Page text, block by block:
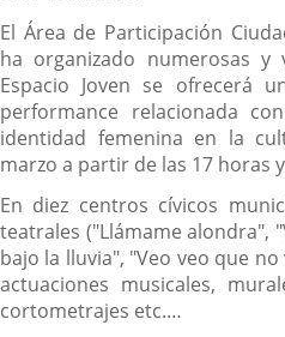
El Área de Participación
ha organizado numerosas y
Espacio Joven se ofrecerá
performance relacionada
identidad femenina en la
marzo a partir de las 17 horas
En diez centros cívicos
teatrales ("Llámame alondra",
bajo la lluvia", "Veo veo que
actuaciones musicales,
cortometrajes etc.…